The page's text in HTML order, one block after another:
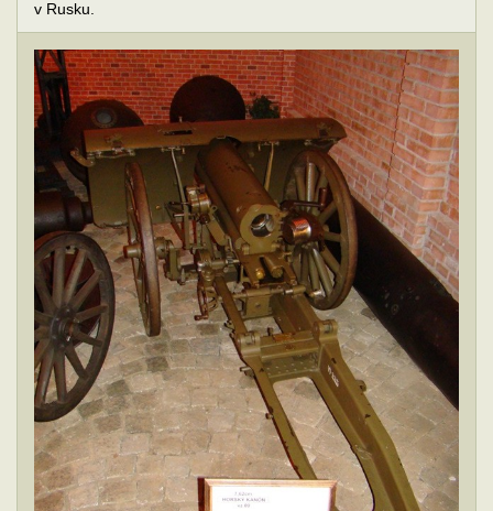
v Rusku.